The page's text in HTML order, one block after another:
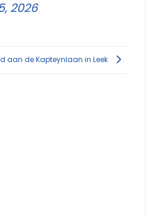
2026
aan de Kapteynlaan in Leek